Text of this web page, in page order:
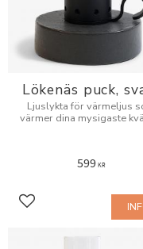
Lökenäs puck,
Ljuslykta för värmeljus
värmer dina mysigaste
599KR
Lägg till i favoriter